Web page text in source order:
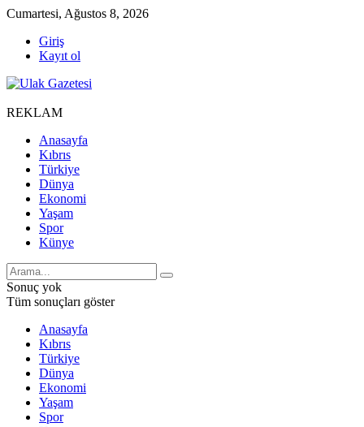
Cumartesi, Ağustos 8, 2026
Giriş
Kayıt ol
REKLAM
Anasayfa
Kıbrıs
Türkiye
Dünya
Ekonomi
Yaşam
Spor
Künye
Sonuç yok
Tüm sonuçları göster
Anasayfa
Kıbrıs
Türkiye
Dünya
Ekonomi
Yaşam
Spor